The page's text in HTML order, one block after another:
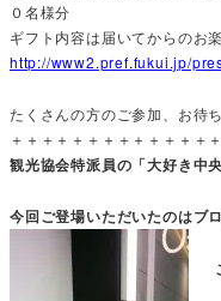
０名様分
ギフト内容は届いてからのお
http://www2.pref.fukui.jp/
たくさんの方のご参加、お待
＋＋＋＋＋＋＋＋＋＋＋＋＋
観光協会特派員の「大好き中央
今回ご登場いただいたのはブ